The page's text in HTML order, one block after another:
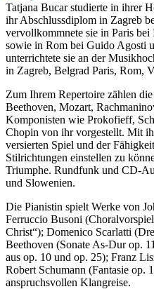
Tatjana Bucar studierte in ihrer
ihr Abschlussdiplom in Zagreb
vervollkommnete sie in Paris bei
sowie in Rom bei Guido Agosti
unterrichtete sie an der
in Zagreb, Belgrad Paris, Rom,
Zum Ihrem Repertoire zählen
Beethoven, Mozart,
Komponisten wie Prokofieff,
Chopin von ihr vorgestellt. Mit
versierten Spiel und der
Stilrichtungen einstellen zu
Triumphe. Rundfunk und CD-
und Slowenien.
Die Pianistin spielt Werke von
Ferruccio Busoni
Christ“); Domenico Scarlatti
Beethoven (Sonate As-Dur op.
aus op. 10 und op. 25); Franz
Robert Schumann (Fantasie op.
anspruchsvollen Klangreise.